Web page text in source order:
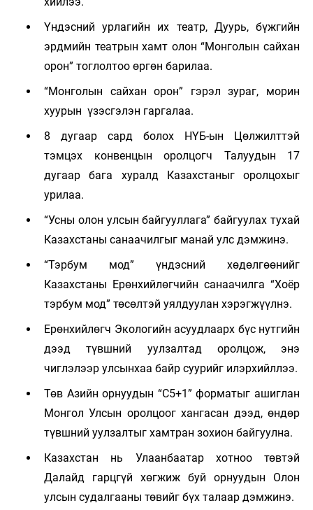
Үндэсний урлагийн их театр, Дуурь, бүжгийн
эрдмийн театрын хамт олон “Монголын сайхан
орон” тоглолтоо өргөн барилаа.
“Монголын сайхан орон” гэрэл зураг, морин
хуурын үзэсгэлэн гаргалаа.
8 дугаар сард болох НҮБ-ын Цөлжилттэй
тэмцэх конвенцын оролцогч Талуудын 17
дугаар бага хуралд Казахстаныг оролцохыг
урилаа.
“Усны олон улсын байгууллага” байгуулах тухай
Казахстаны санаачилгыг манай улс дэмжинэ.
“Тэрбум мод” үндэсний хөдөлгөөнийг
Казахстаны Ерөнхийлөгчийн санаачилга “Хоёр
тэрбум мод” төсөлтэй уялдуулан хэрэгжүүлнэ.
Ерөнхийлөгч Экологийн асуудлаарх бүс нутгийн
дээд түвшний уулзалтад оролцож, энэ
чиглэлээр улсынхаа байр суурийг илэрхийллээ.
Төв Азийн орнуудын “С5+1” форматыг ашиглан
Монгол Улсын оролцоог хангасан дээд, өндөр
түвшний уулзалтыг хамтран зохион байгуулна.
Казахстан нь Улаанбаатар хотноо төвтэй
Далайд гарцгүй хөгжиж буй орнуудын Олон
улсын судалгааны төвийг бүх талаар дэмжинэ.